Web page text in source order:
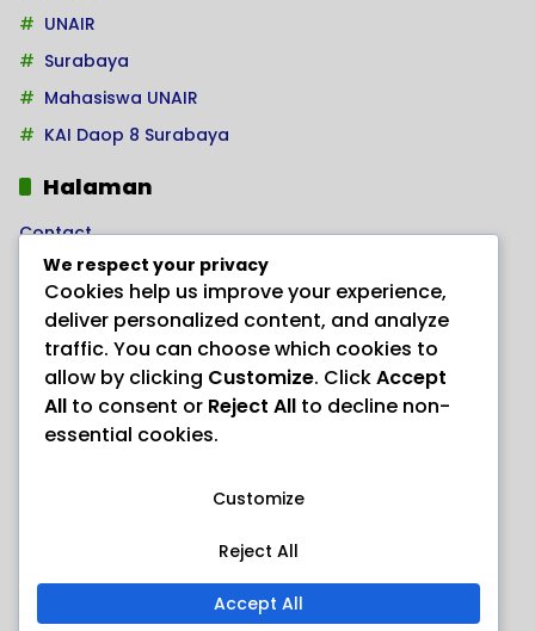
UNAIR
Surabaya
Mahasiswa UNAIR
KAI Daop 8 Surabaya
Halaman
Contact
Home
Kode Etik Jurnalistik
Pedoman Hak Jawab
Pedoman Media Siber
PRODUK HERBAL AJAIB “ANAYL STORE”
We respect your privacy
Cookies help us improve your experience,
deliver personalized content, and analyze
traffic. You can choose which cookies to
allow by clicking Customize. ClickAccept
All to consent or Reject All to decline non-
essential cookies.
Customize
Reject All
Accept All